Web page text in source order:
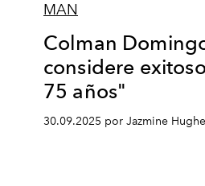
MAN
Colman
considere
75 años"
30.09.2025 por Jazmine